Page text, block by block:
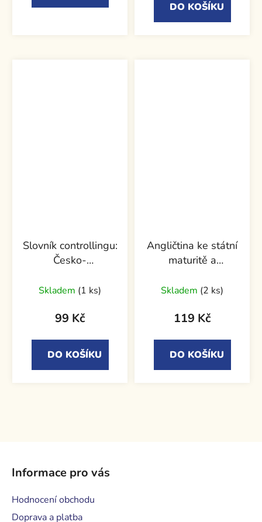
DO KOŠÍKU
Slovník controllingu:
Česko-
český
Skladem (1 ks)
99 Kč
DO KOŠÍKU
Angličtina ke státní
maturitě a
Skladem (2 ks)
119 Kč
DO KOŠÍKU
Informace pro vás
Hodnocení obchodu
Doprava a platba